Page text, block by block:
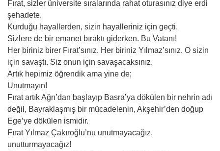
Fırat, sizler üniversite sıralarında rahat oturasınız diye erdi
şehadete.
Kurduğu hayallerden, sizin hayalleriniz için geçti.
Sizlere de bir emanet bıraktı giderken. Bu Vatanı!
Her biriniz birer Fırat’sınız. Her biriniz Yılmaz’sınız. O sizin
için savaştı. Siz onun için savaşacaksınız.
Artık hepimiz öğrendik ama yine de;
Unutmayın!
Fırat artık Ağrı’dan başlayıp Basra’ya dökülen bir nehrin adı
değil, Bayraklaşmış bir mücadelenin, Akşehir’den doğup
Ege’ye dökülen ismidir.
Fırat Yılmaz Çakıroğlu’nu unutmayacağız,
unutturmayacağız!